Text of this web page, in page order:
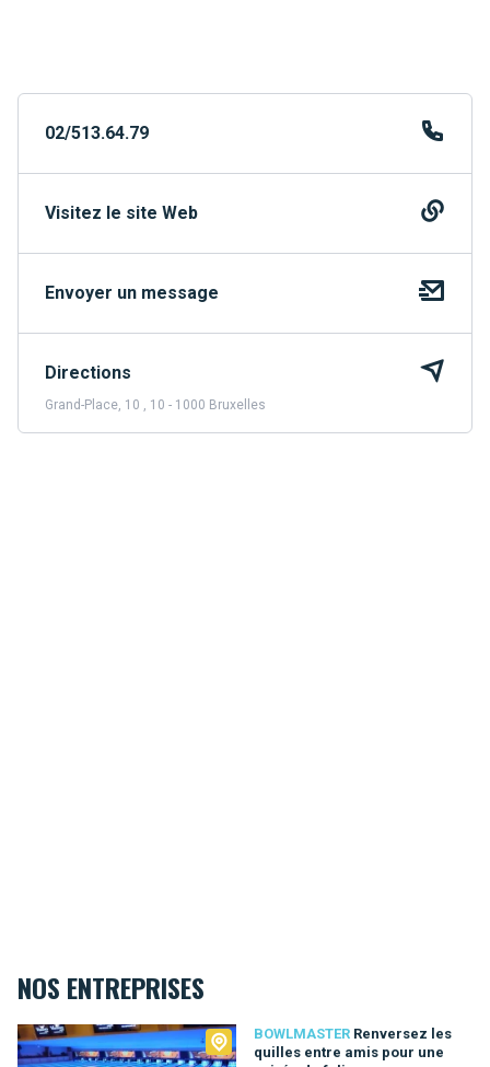
02/513.64.79
Visitez le site Web
Envoyer un message
Directions
Grand-Place, 10 , 10 - 1000 Bruxelles
NOS ENTREPRISES
BOWLMASTER Renversez les
quilles entre amis pour une
Bowlmaster